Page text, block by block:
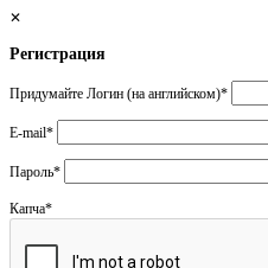
Регистрация
Придумайте Логин (на английском)*
E-mail*
Пароль*
Капча*